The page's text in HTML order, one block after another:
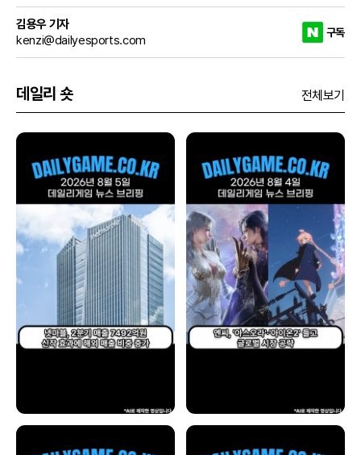
김용우 기자
kenzi@dailyesports.com
구독
데일리 숏 전체보기